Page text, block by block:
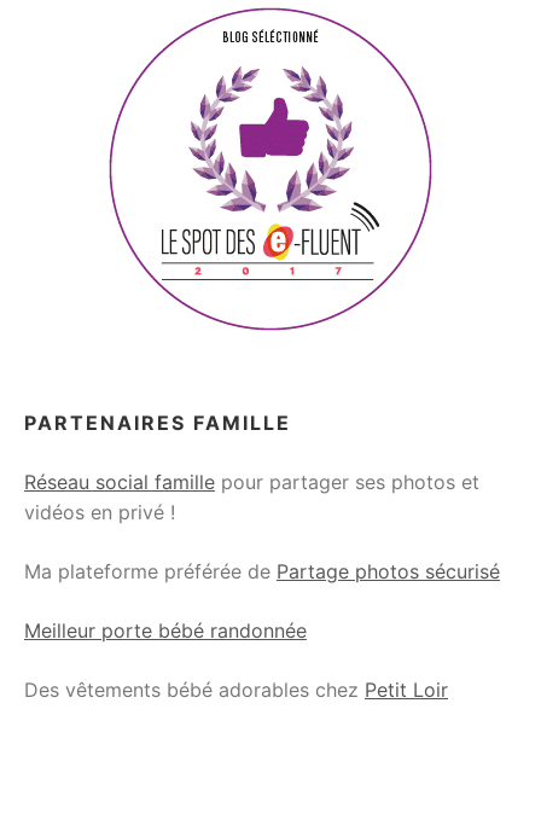
PARTENAIRES FAMILLE
Réseau social famille pour partager ses photos et
vidéos en privé !
Ma plateforme préférée de Partage photos sécurisé
Meilleur porte bébé randonnée
Des vêtements bébé adorables chez Petit Loir